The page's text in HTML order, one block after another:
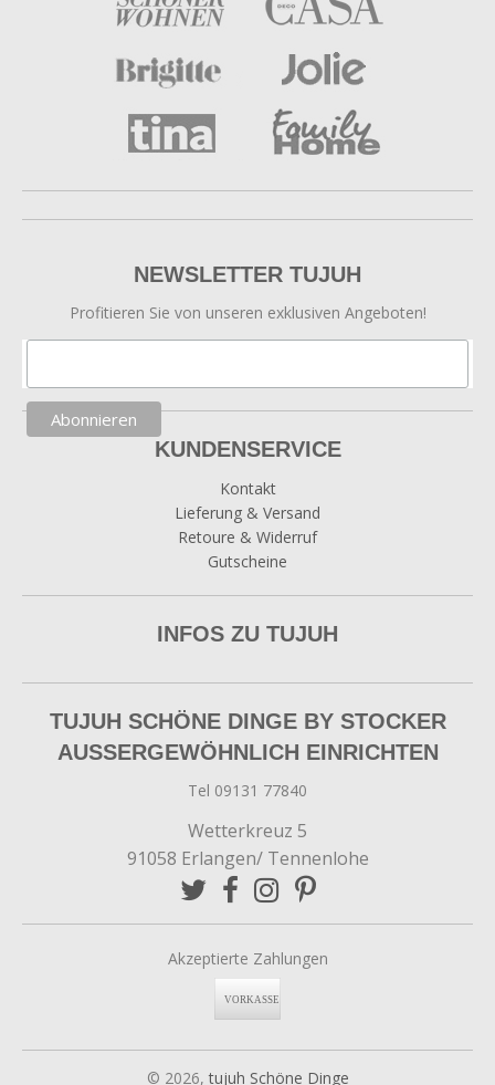
NEWSLETTER TUJUH
Profitieren Sie von unseren exklusiven Angeboten!
KUNDENSERVICE
Kontakt
Lieferung & Versand
Retoure & Widerruf
Gutscheine
INFOS ZU TUJUH
TUJUH SCHÖNE DINGE BY STOCKER
AUSSERGEWÖHNLICH EINRICHTEN
Tel 09131 77840
Wetterkreuz 5
91058 Erlangen/ Tennenlohe
Akzeptierte Zahlungen
© 2026,tujuh Schöne Dinge